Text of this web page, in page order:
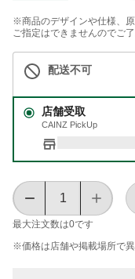
※商品のデザインや仕様、
ご指定はできませんのでご了
配送不可
店舗受取
CAINZ PickUp
最大注文数は0です
※価格は​店舗や​掲載場所で​異